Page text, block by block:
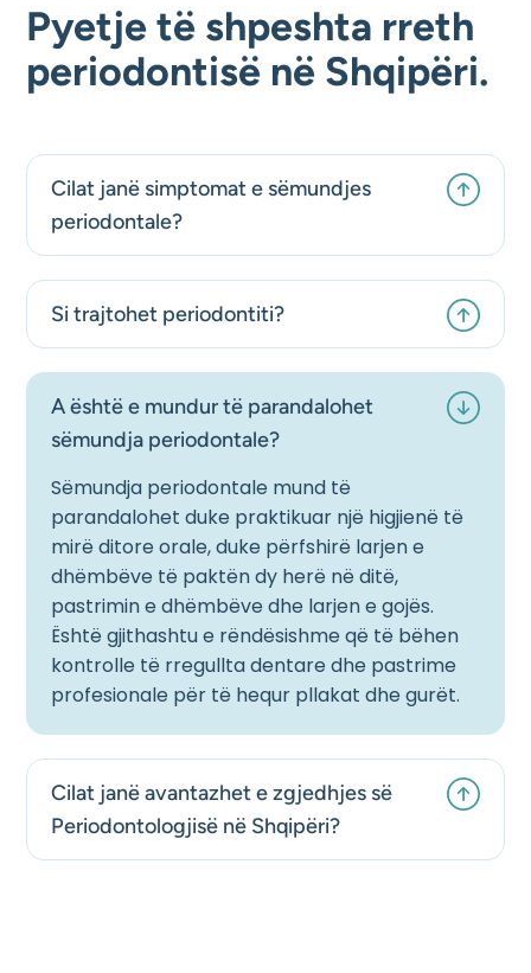
Pyetje të shpeshta rreth
periodontisë në Shqipëri.
Cilat janë simptomat e sëmundjes
periodontale?
Si trajtohet periodontiti?
A është e mundur të parandalohet
sëmundja periodontale?
Sëmundja periodontale mund të
parandalohet duke praktikuar një higjienë të
mirë ditore orale, duke përfshirë larjen e
dhëmbëve të paktën dy herë në ditë,
pastrimin e dhëmbëve dhe larjen e gojës.
Është gjithashtu e rëndësishme që të bëhen
kontrolle të rregullta dentare dhe pastrime
profesionale për të hequr pllakat dhe gurët.
Cilat janë avantazhet e zgjedhjes së
Periodontologjisë në Shqipëri?